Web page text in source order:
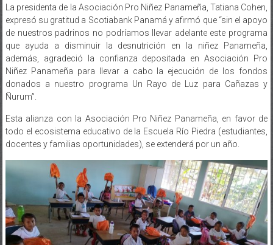
La presidenta de la Asociación Pro Niñez Panameña, Tatiana Cohen,
expresó su gratitud a Scotiabank Panamá y afirmó que “sin el apoyo
de nuestros padrinos no podríamos llevar adelante este programa
que ayuda a disminuir la desnutrición en la niñez Panameña,
además, agradeció la confianza depositada en Asociación Pro
Niñez Panameña para llevar a cabo la ejecución de los fondos
donados a nuestro programa Un Rayo de Luz para Cañazas y
Ñurum”.
Esta alianza con la Asociación Pro Niñez Panameña, en favor de
todo el ecosistema educativo de la Escuela Río Piedra (estudiantes,
docentes y familias oportunidades), se extenderá por un año.